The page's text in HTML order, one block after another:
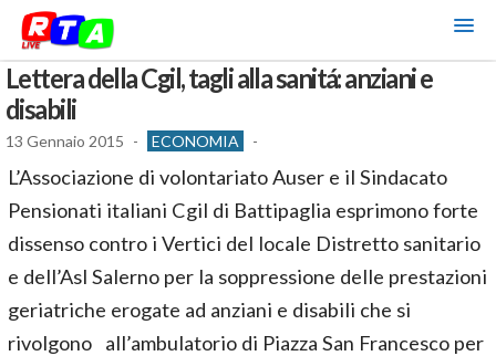
Lettera della Cgil, tagli alla sanitá: anziani e
disabili
13 Gennaio 2015 - ECONOMIA -
L’Associazione di volontariato Auser e il Sindacato
Pensionati italiani Cgil di Battipaglia esprimono forte
dissenso contro i Vertici del locale Distretto sanitario
e dell’Asl Salerno per la soppressione delle prestazioni
geriatriche erogate ad anziani e disabili che si
rivolgono all’ambulatorio di Piazza San Francesco per